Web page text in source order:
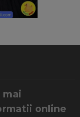
mai
online